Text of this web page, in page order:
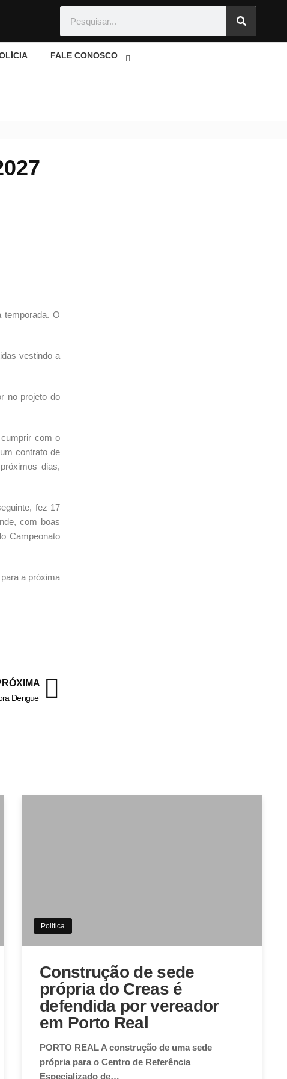
FALE CONOSCO
temporada. O
vestindo a
no projeto do
com o
contrato de
dias,
fez 17
com boas
Campeonato
a próxima
Dengue’
Politica
Construção de sede
própria do Creas é
defendida por vereador
em Porto Real
PORTO REAL A construção de uma sede
própria para o Centro de Referência
Especializado de…